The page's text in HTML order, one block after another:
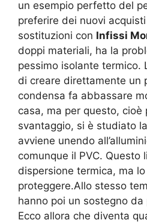
un esempio perfetto del
preferire dei nuovi
sostituzioni con Infissi
doppi materiali, ha la
pessimo isolante termico.
di creare direttamente un
condensa fa abbassare
casa, ma per questo, cioè
svantaggio, si è studiato
avviene unendo
comunque il PVC. Questo
dispersione termica, ma
proteggere.Allo stesso
hanno poi un sostegno da
Ecco allora che diventa